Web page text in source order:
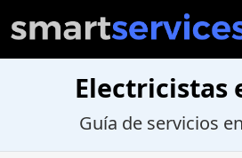
Electricistas
Guía de servicios